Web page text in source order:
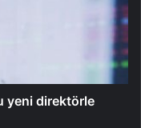
yeni direktörle